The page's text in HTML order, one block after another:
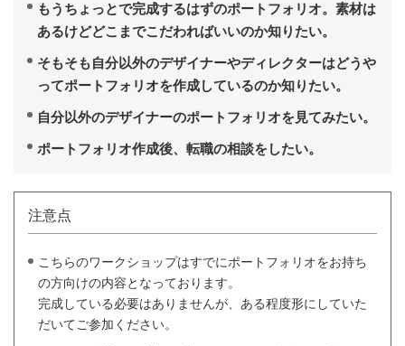
もうちょっとで完成するはずのポートフォリオ。素材は
あるけどどこまでこだわればいいのか知りたい。
そもそも自分以外のデザイナーやディレクターはどうや
ってポートフォリオを作成しているのか知りたい。
自分以外のデザイナーのポートフォリオを見てみたい。
ポートフォリオ作成後、転職の相談をしたい。
注意点
こちらのワークショップはすでにポートフォリオをお持ち
の方向けの内容となっております。
完成している必要はありませんが、ある程度形にしていた
だいてご参加ください。